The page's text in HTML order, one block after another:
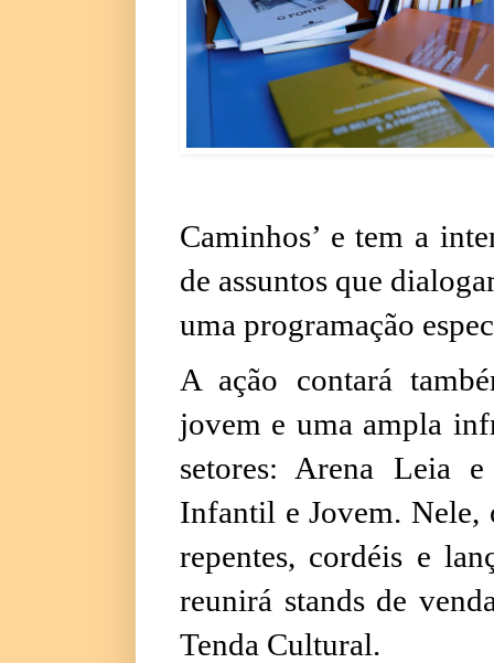
Caminhos’ e tem a
de assuntos que
uma programação
A ação contará
jovem e uma ampla
setores: Arena Leia
Infantil e Jovem. Nele,
repentes, cordéis e
reunirá stands de
Tenda Cultural.